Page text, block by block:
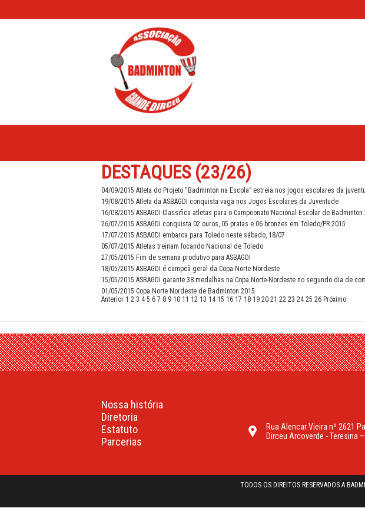
DESTAQUES (23/26)
04/09/2015 Atleta do Projeto “Badminton na Escola” estreia nos jogos escolares da
19/08/2015 Atleta da ASBAGDI conquista vaga nos Jogos Escolares da Juventude
16/08/2015 ASBAGDI Classifica atletas para o Campeonato Nacional Escolar de Badminton
26/07/2015 ASBAGDI conquista 02 ouros, 05 pratas e 06 bronzes em Toledo/PR 2015
17/07/2015 ASBAGDI embarca para Toledo neste sábado, 18/07
05/07/2015 Atletas treinam focando Nacional de Toledo
27/05/2015 Fim de semana produtivo para ASBAGDI
18/05/2015 ASBAGDI é campeã geral da Copa Norte Nordeste
15/05/2015 ASBAGDI garante 38 medalhas na Copa Norte-Nordeste no segundo dia de
01/05/2015 Copa Norte Nordeste de Badminton 2015
Anterior 1 2 3 4 5 6 7 8 9 10 11 12 13 14 15 16 17 18 19 20 21 22 23 24 25 26 Próximo
Nossa história
Diretoria
Estatuto
Parcerias
Rua Alencar Vieira nº 2621
Dirceu Arcoverde - Teresina –
TODOS OS DIREITOS RESERVADOS A